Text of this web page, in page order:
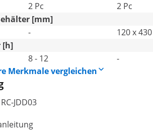
2 Pc
2 Pc
[mm]
-
120 x 430
[h]
8 - 12
-
Merkmale vergleichen
JDD03